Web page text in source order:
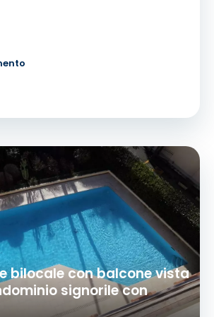
bilocale con balcone vista
signorile con